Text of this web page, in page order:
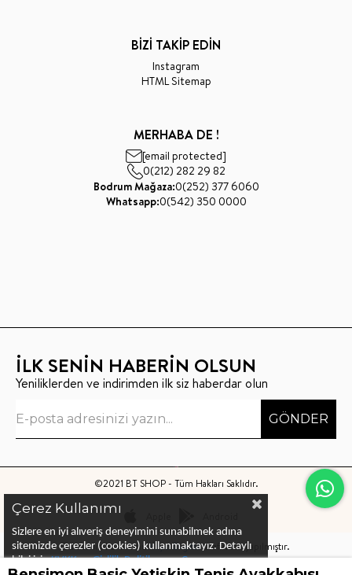
BİZİ TAKİP EDİN
Instagram
HTML Sitemap
MERHABA DE !
[email protected]
0(212) 282 29 82
Bodrum Mağaza:0(252) 377 6060
Whatsapp:0(542) 350 0000
İLK SENİN HABERİN OLSUN
Yeniliklerden ve indirimden ilk siz haberdar olun
GÖNDER
©2021 BT SHOP - Tüm Hakları Saklıdır.
Bu sitenin kurulumuKeyo Digitaltarafından yapılmıştır.
Çerez Kullanımı
Sizlere en iyi alıveriş deneyimini sunabilmek adına
sitemizde çerezler (cookies) kullanmaktayız. Detaylı
bilgi için KVKK ve Gizlilik Politikası veÇerez